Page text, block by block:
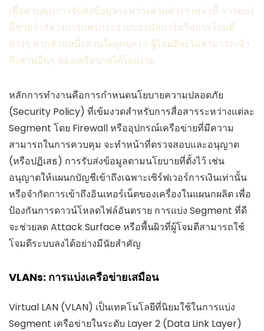
เพื่อควบคุมการรับส่งข้อมูลระหว่างส่วนต่างๆ เหล่านี้ การแบ่ง
นี้ช่วยจำกัดวงการแพร่กระจายของมัลแวร์หรือการโจมตี
ต่างๆ หากส่วนหนึ่งส่วนใดถูกบุกรุก ผู้โจมตีจะไม่สามารถเข้า
ถึงส่วนอื่นๆ ของเครือข่ายได้โดยง่าย
หลักการทำงานคือการกำหนดนโยบายความปลอดภัย
(Security Policy) ที่เข้มงวดสำหรับการสื่อสารระหว่างแต่ละ
Segment โดย Firewall หรืออุปกรณ์เครือข่ายที่มีความ
สามารถในการควบคุม จะทำหน้าที่ตรวจสอบและอนุญาต
(หรือปฏิเสธ) การรับส่งข้อมูลตามนโยบายที่ตั้งไว้ เช่น
อนุญาตให้แผนกบัญชีเข้าถึงเฉพาะเซิร์ฟเวอร์การเงินเท่านั้น
หรือจำกัดการเข้าถึงอินเทอร์เน็ตของเครื่องในแผนกผลิต เพื่อ
ป้องกันการดาวน์โหลดไฟล์อันตราย การแบ่ง Segment ที่ดี
จะช่วยลด Attack Surface หรือพื้นผิวที่ผู้โจมตีสามารถใช้
โจมตีระบบลงได้อย่างมีนัยสำคัญ
VLANs: การแบ่งเครือข่ายเสมือน
Virtual LAN (VLAN) เป็นเทคโนโลยีที่นิยมใช้ในการแบ่ง
Segment เครือข่ายในระดับ Layer 2 (Data Link Layer)